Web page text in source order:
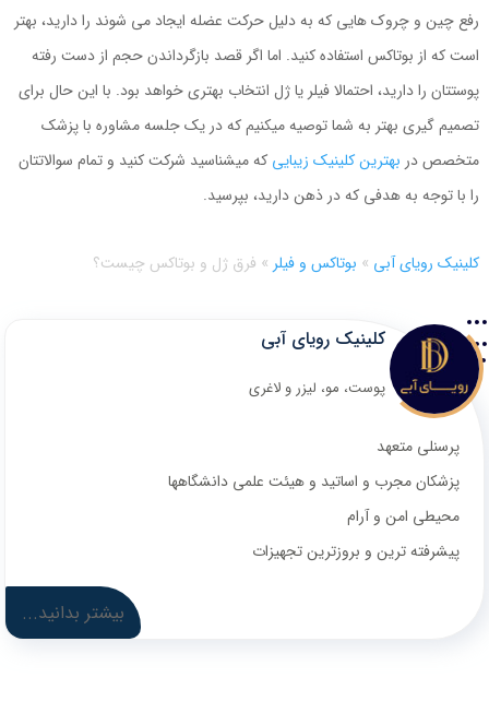
رفع چین و چروک هایی که به دلیل حرکت عضله ایجاد می شوند را دارید، بهتر
است که از بوتاکس استفاده کنید. اما اگر قصد بازگرداندن حجم از دست رفته
پوستتان را دارید، احتمالا فیلر یا ژل انتخاب بهتری خواهد بود. با این حال برای
تصمیم گیری بهتر به شما توصیه میکنیم که در یک جلسه مشاوره با پزشک
متخصص در بهترین کلینیک زیبایی که میشناسید شرکت کنید و تمام سوالاتتان
را با توجه به هدفی که در ذهن دارید، بپرسید.
کلینیک رویای آبی » بوتاکس و فیلر » فرق ژل و بوتاکس چیست؟
کلینیک رویای آبی
پوست، مو، لیزر و لاغری
پرسنلی متعهد
پزشکان مجرب و اساتید و هیئت علمی دانشگاهها
محیطی امن و آرام
پیشرفته ترین و بروزترین تجهیزات
بیشتر بدانید...